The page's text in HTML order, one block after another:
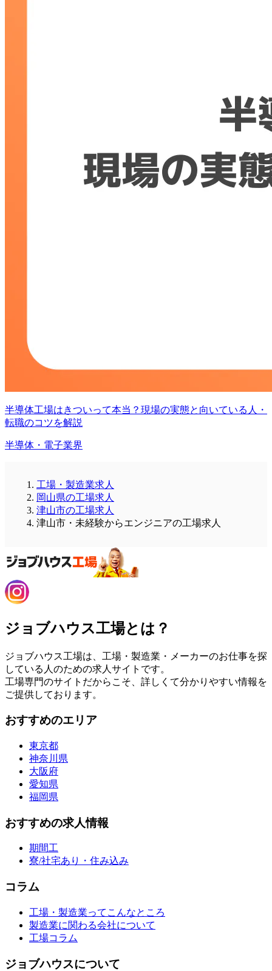
半導体工場はきついって本当？現場の実態と向いている人・
転職のコツを解説
半導体・電子業界
工場・製造業求人
岡山県の工場求人
津山市の工場求人
津山市・未経験からエンジニアの工場求人
ジョブハウス工場とは？
ジョブハウス工場は、工場・製造業・メーカーのお仕事を探
している人のための求人サイトです。
工場専門のサイトだからこそ、詳しくて分かりやすい情報を
ご提供しております。
おすすめのエリア
東京都
神奈川県
大阪府
愛知県
福岡県
おすすめの求人情報
期間工
寮/社宅あり・住み込み
コラム
工場・製造業ってこんなところ
製造業に関わる会社について
工場コラム
ジョブハウスについて